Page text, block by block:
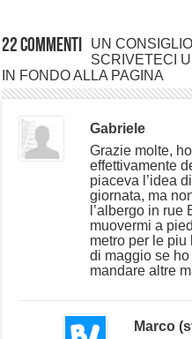
22 commenti
UN
SCRIVETECI
IN FONDO ALLA PAGINA
Gabriele
Grazie molte,
effettivamente
piaceva l’idea
giornata, ma
l’albergo in
muovermi a
metro per le piu
di maggio se
mandare altre
Marco